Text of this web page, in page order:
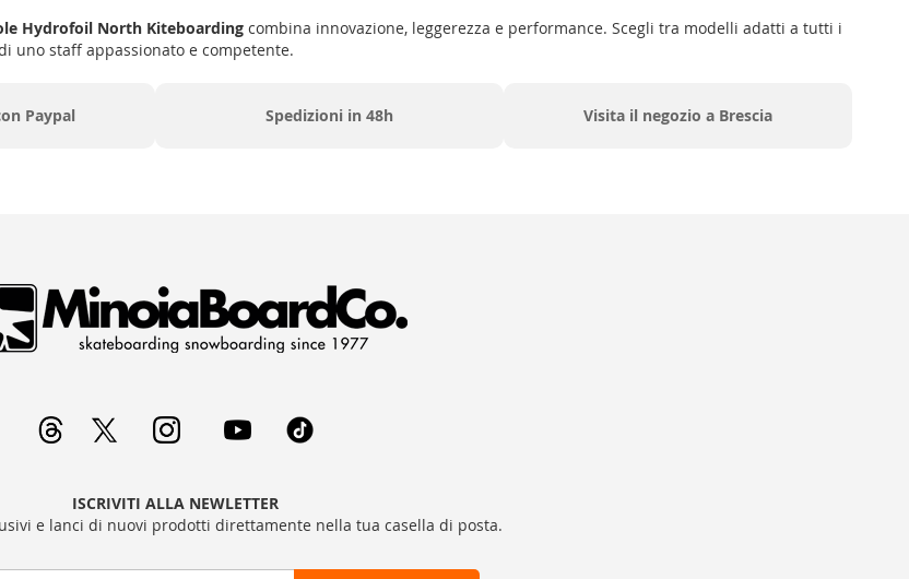
Hydrofoil North Kiteboarding combina innovazione, leggerezza e performance. Scegli tra modelli adatti a tutti i
uno staff appassionato e competente.
Paypal Spedizioni in 48h Visita il negozio a Brescia
ISCRIVITI ALLA NEWLETTER
e lanci di nuovi prodotti direttamente nella tua casella di posta.